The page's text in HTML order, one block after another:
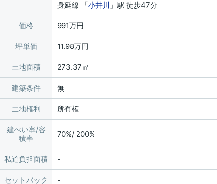
身延線 「小井川 」駅 徒歩47分
価格 991万円
坪単価 11.98万円
土地面積 273.37㎡
建築条件 無
土地権利 所有権
建ぺい率/容
積率
70%/ 200%
私道負担面積
セットバック